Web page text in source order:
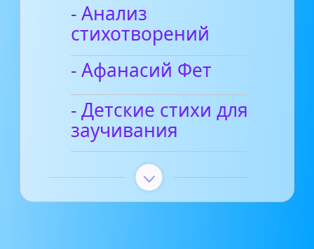
- Анализ
стихотворений
- Афанасий Фет
- Детские стихи для
заучивания